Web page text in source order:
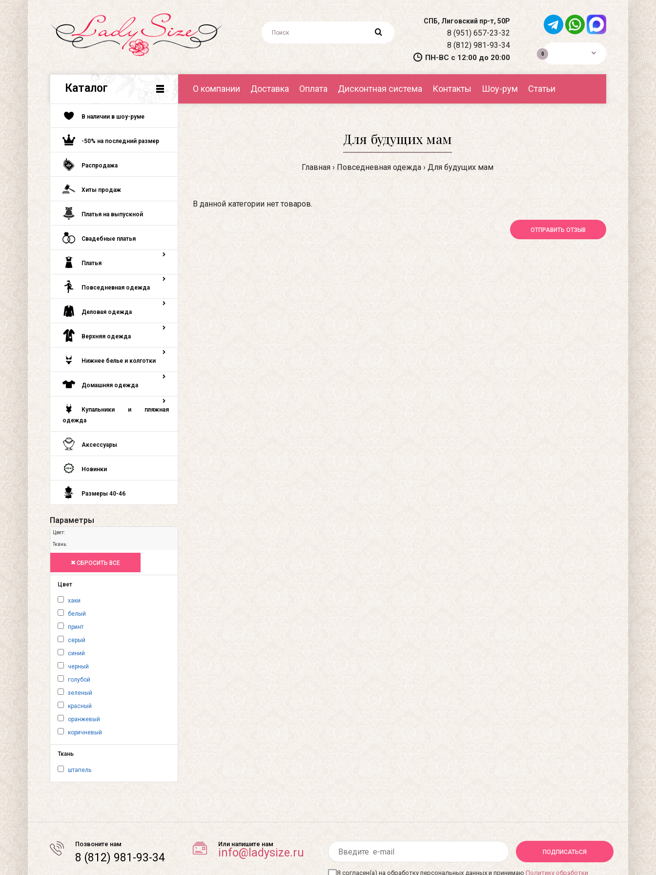
СПБ, Лиговский пр-т, 50Р
8 (951) 657-23-32
8 (812) 981-93-34
ПН-ВС с 12:00 до 20:00 0
Каталог
В наличии в шоу-руме
-50% на последний размер
Распродажа
Хиты продаж
Платья на выпускной
Свадебные платья
Платья
Повседневная одежда
Деловая одежда
Верхняя одежда
Нижнее белье и колготки
Домашняя одежда
Купальники и пляжная
одежда
Аксессуары
Новинки
Размеры 40-46
О компании Доставка Оплата Дисконтная система Контакты Шоу-рум Статьи
Для будущих мам
Главная Повседневная одежда Для будущих мам
Параметры
Цвет:
Ткань:
СБРОСИТЬ ВСЕ
Цвет
хаки
белый
принт
серый
синий
черный
голубой
зеленый
красный
оранжевый
коричневый
Ткань
штапель
В данной категории нет товаров.
ОТПРАВИТЬ ОТЗЫВ
Позвоните нам
8 (812) 981-93-34
Или напишите нам
info@ladysize.ru ПОДПИСАТЬСЯ
Я согласен(а) на обработку персональных данных и принимаю Политику обработки